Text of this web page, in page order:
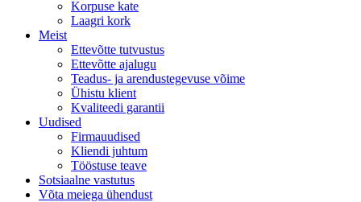
Korpuse kate
Laagri kork
Meist
Ettevõtte tutvustus
Ettevõtte ajalugu
Teadus- ja arendustegevuse võime
Ühistu klient
Kvaliteedi garantii
Uudised
Firmauudised
Kliendi juhtum
Tööstuse teave
Sotsiaalne vastutus
Võta meiega ühendust